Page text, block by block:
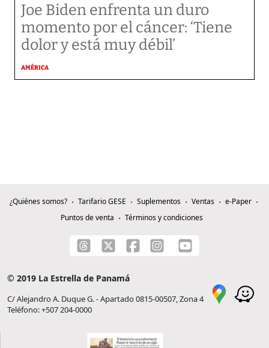
Joe Biden enfrenta un duro
momento por el cáncer: ‘Tiene
dolor y está muy débil’
AMÉRICA
¿Quiénes somos? Tarifario GESE Suplementos Ventas
e-Paper
Puntos de venta
Términos y condiciones
© 2019 La Estrella de Panamá
C/ Alejandro A. Duque G. - Apartado 0815-00507, Zona 4
Teléfono: +507 204-0000